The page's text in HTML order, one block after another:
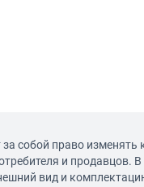
собой право
и
вид и